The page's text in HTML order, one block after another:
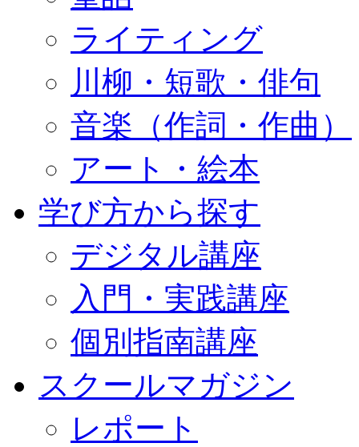
ライティング
川柳・短歌・俳句
音楽（作詞・作曲）
アート・絵本
学び方から探す
デジタル講座
入門・実践講座
個別指南講座
スクールマガジン
レポート